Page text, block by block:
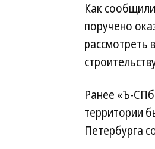
Как
поручено
рассмотреть
Ранее «Ъ-
территории
Петербурга